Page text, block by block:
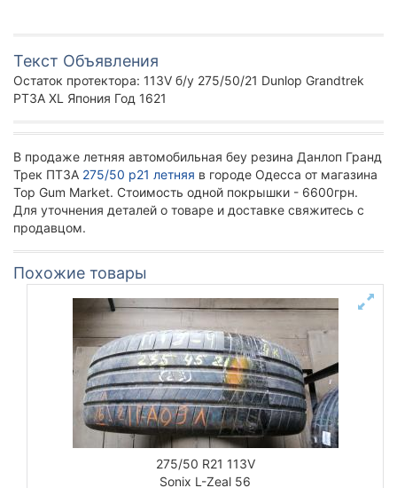
Текст Объявления
Остаток протектора: 113V б/у 275/50/21 Dunlop Grandtrek
PT3A XL Япония Год 1621
В продаже летняя автомобильная беу резина Данлоп Гранд
Трек ПТ3А 275/50 р21 летняя в городе Одесса от магазина
Top Gum Market. Стоимость одной покрышки - 6600грн.
Для уточнения деталей о товаре и доставке свяжитесь с
продавцом.
Похожие товары
275/50 R21 113V
Sonix L-Zeal 56